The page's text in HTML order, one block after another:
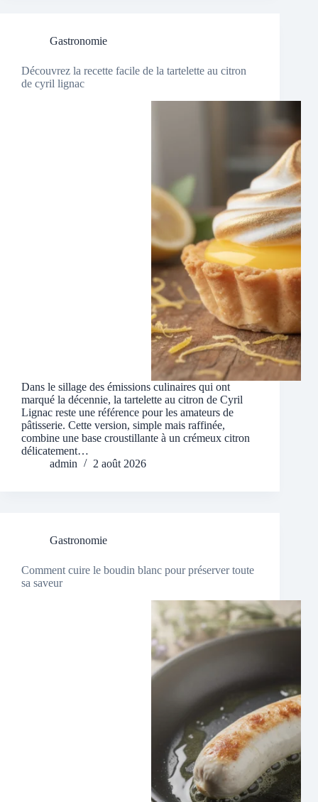
Gastronomie
Découvrez la recette facile de la tartelette au citron
de cyril lignac
Dans le sillage des émissions culinaires qui ont
marqué la décennie, la tartelette au citron de Cyril
Lignac reste une référence pour les amateurs de
pâtisserie. Cette version, simple mais raffinée,
combine une base croustillante à un crémeux citron
délicatement…
admin
2 août 2026
Gastronomie
Comment cuire le boudin blanc pour préserver toute
sa saveur